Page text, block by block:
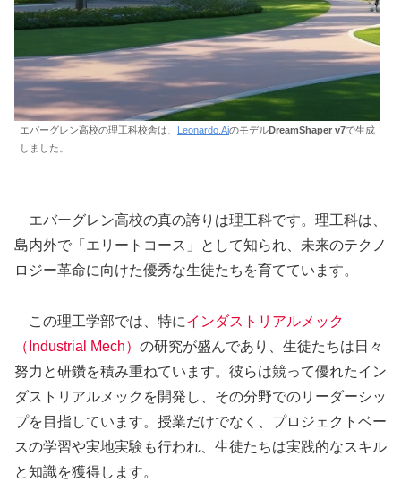
エバーグレン高校の理工科校舎は、 Leonardo.AiのモデルDreamShaper v7で生成
しました。
エバーグレン高校の真の誇りは理工科です。理工科は、
島内外で「エリートコース」として知られ、未来のテクノ
ロジー革命に向けた優秀な生徒たちを育てています。
この理工学部では、特にインダストリアルメック
（Industrial Mech） の研究が盛んであり、生徒たちは日々
努力と研鑽を積み重ねています。彼らは競って優れたイン
ダストリアルメックを開発し、その分野でのリーダーシッ
プを目指しています。授業だけでなく、プロジェクトベー
スの学習や実地実験も行われ、生徒たちは実践的なスキル
と知識を獲得します。